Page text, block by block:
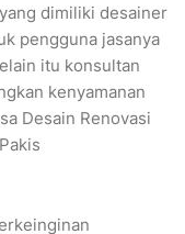
dimiliki desainer
pengguna jasanya
itu konsultan
kenyamanan
Desain Renovasi